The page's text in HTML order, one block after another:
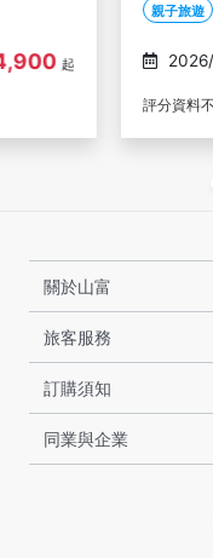
線上旅展
2026/08/31
關於山富
旅客服務
訂購須知
同業與企業